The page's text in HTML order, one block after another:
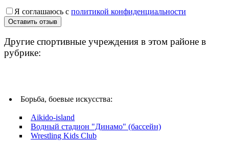
Я соглашаюсь с политикой конфиденциальности
Другие спортивные учреждения в этом районе в
рубрике:
Борьба, боевые искусства:
Aikido-island
Водный стадион "Динамо" (бассейн)
Wrestling Kids Club